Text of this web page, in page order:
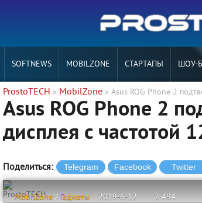
SOFTNEWS MOBILZONE СТАРТАПЫ ШОУ-
ProstoTECH » MobilZone » Asus ROG Phone 2
Asus ROG Phone 2
дисплея с частотой
Поделиться:
MobilZone / Гаджеты 2019-6-12 2 494
ProstoTECH